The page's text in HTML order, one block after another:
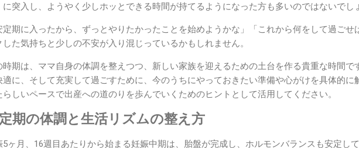
に突入し、ようやく少しホッとできる時間が持てるようになった方も多いのではないでし
定期に入ったから、ずっとやりたかったことを始めようかな」「これから何をして過ごせ
した気持ちと少しの不安が入り混じっているかもしれません。
時期は、ママ自身の体調を整えつつ、新しい家族を迎えるための土台を作る貴重な時間で
適に、そして充実して過ごすために、今のうちにやっておきたい準備や心がけを具体的に
らしいペースで出産への道のりを歩んでいくためのヒントとして活用してください。
期の体調と生活リズムの整え方
5ヶ月、16週目あたりから始まる妊娠中期は、胎盤が完成し、ホルモンバランスも安定し